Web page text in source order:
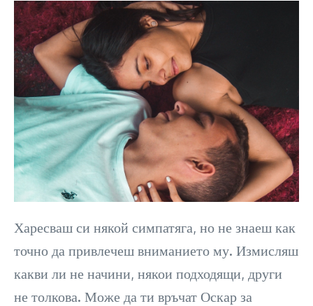
Харесваш си някой симпатяга, но не знаеш как
точно да привлечеш вниманието му. Измисляш
какви ли не начини, някои подходящи, други
не толкова. Може да ти връчат Оскар за